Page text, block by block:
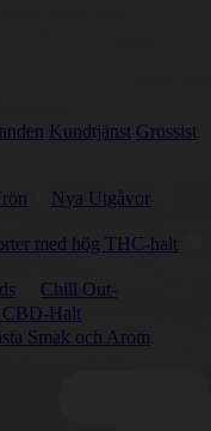
Kundtjänst Grossist
Nya Utgåvor
med hög THC-halt
Chill Out-
CBD-Halt
Smak och Arom